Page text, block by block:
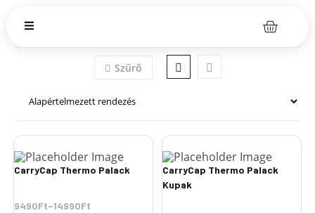
Szűrő
CarryCap Thermo Palack
9490Ft–14990Ft
CarryCap Thermo Palack
Kupak